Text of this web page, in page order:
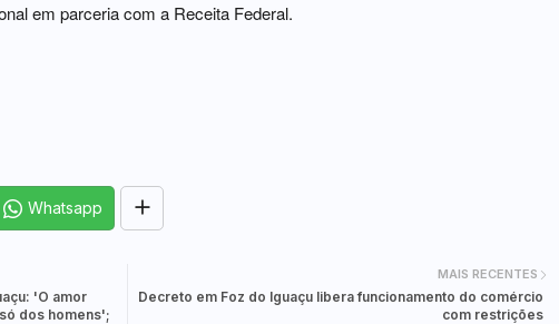
em parceria com a Receita Federal.
Whatsapp
MAIS RECENTES
Decreto em Foz do Iguaçu libera funcionamento do comércio
com restrições
'O amor
dos homens';